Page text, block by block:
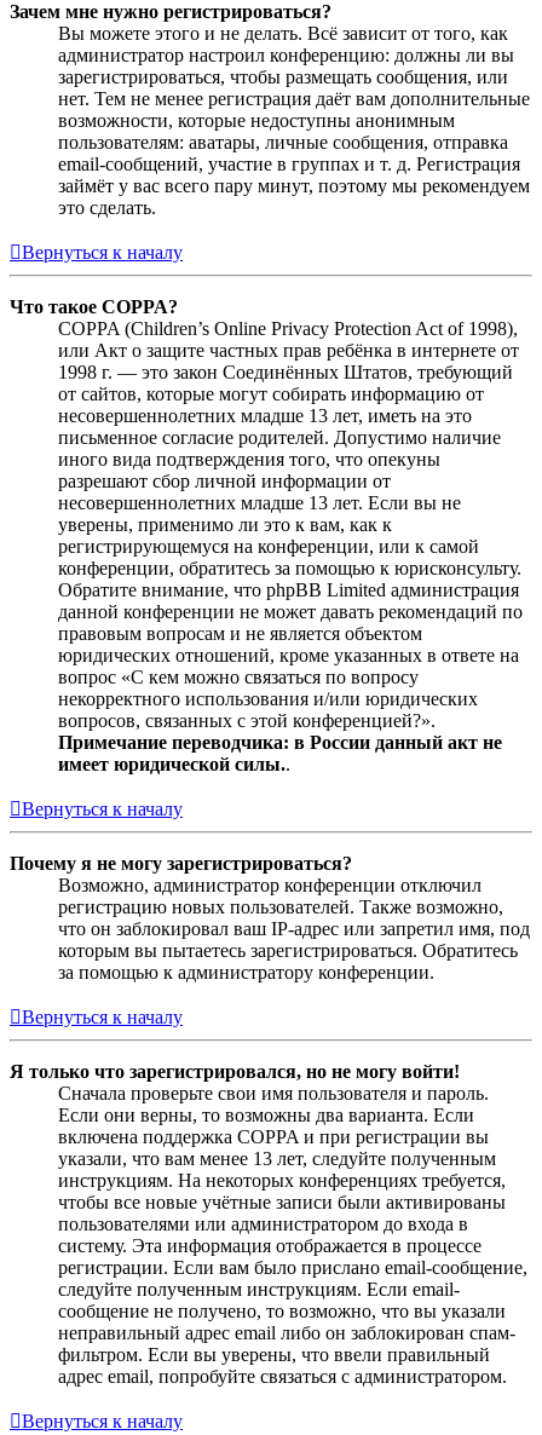
Зачем мне нужно регистрироваться?
Вы можете этого и не делать. Всё зависит от того, как
администратор настроил конференцию: должны ли вы
зарегистрироваться, чтобы размещать сообщения, или
нет. Тем не менее регистрация даёт вам дополнительные
возможности, которые недоступны анонимным
пользователям: аватары, личные сообщения, отправка
email-сообщений, участие в группах и т. д. Регистрация
займёт у вас всего пару минут, поэтому мы рекомендуем
это сделать.
Вернуться к началу
Что такое COPPA?
COPPA (Children’s Online Privacy Protection Act of 1998),
или Акт о защите частных прав ребёнка в интернете от
1998 г. — это закон Соединённых Штатов, требующий
от сайтов, которые могут собирать информацию от
несовершеннолетних младше 13 лет, иметь на это
письменное согласие родителей. Допустимо наличие
иного вида подтверждения того, что опекуны
разрешают сбор личной информации от
несовершеннолетних младше 13 лет. Если вы не
уверены, применимо ли это к вам, как к
регистрирующемуся на конференции, или к самой
конференции, обратитесь за помощью к юрисконсульту.
Обратите внимание, что phpBB Limited администрация
данной конференции не может давать рекомендаций по
правовым вопросам и не является объектом
юридических отношений, кроме указанных в ответе на
вопрос «С кем можно связаться по вопросу
некорректного использования и/или юридических
вопросов, связанных с этой конференцией?».
Примечание переводчика: в России данный акт не
имеет юридической силы..
Вернуться к началу
Почему я не могу зарегистрироваться?
Возможно, администратор конференции отключил
регистрацию новых пользователей. Также возможно,
что он заблокировал ваш IP-адрес или запретил имя, под
которым вы пытаетесь зарегистрироваться. Обратитесь
за помощью к администратору конференции.
Вернуться к началу
Я только что зарегистрировался, но не могу войти!
Сначала проверьте свои имя пользователя и пароль.
Если они верны, то возможны два варианта. Если
включена поддержка COPPA и при регистрации вы
указали, что вам менее 13 лет, следуйте полученным
инструкциям. На некоторых конференциях требуется,
чтобы все новые учётные записи были активированы
пользователями или администратором до входа в
систему. Эта информация отображается в процессе
регистрации. Если вам было прислано email-сообщение,
следуйте полученным инструкциям. Если email-
сообщение не получено, то возможно, что вы указали
неправильный адрес email либо он заблокирован спам-
фильтром. Если вы уверены, что ввели правильный
адрес email, попробуйте связаться с администратором.
Вернуться к началу